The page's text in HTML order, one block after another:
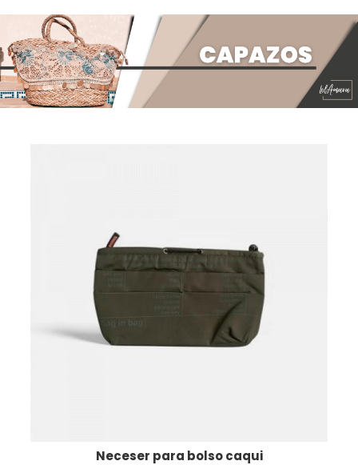
Neceser para bolso caqui